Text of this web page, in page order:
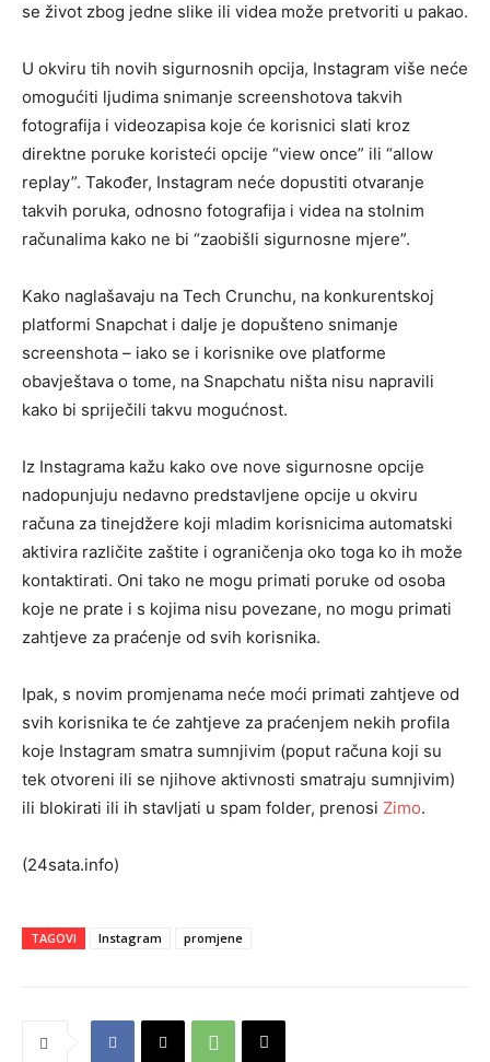
se život zbog jedne slike ili videa može pretvoriti u pakao.
U okviru tih novih sigurnosnih opcija, Instagram više neće
omogućiti ljudima snimanje screenshotova takvih
fotografija i videozapisa koje će korisnici slati kroz
direktne poruke koristeći opcije “view once” ili “allow
replay”. Također, Instagram neće dopustiti otvaranje
takvih poruka, odnosno fotografija i videa na stolnim
računalima kako ne bi “zaobišli sigurnosne mjere”.
Kako naglašavaju na Tech Crunchu, na konkurentskoj
platformi Snapchat i dalje je dopušteno snimanje
screenshota – iako se i korisnike ove platforme
obavještava o tome, na Snapchatu ništa nisu napravili
kako bi spriječili takvu mogućnost.
Iz Instagrama kažu kako ove nove sigurnosne opcije
nadopunjuju nedavno predstavljene opcije u okviru
računa za tinejdžere koji mladim korisnicima automatski
aktivira različite zaštite i ograničenja oko toga ko ih može
kontaktirati. Oni tako ne mogu primati poruke od osoba
koje ne prate i s kojima nisu povezane, no mogu primati
zahtjeve za praćenje od svih korisnika.
Ipak, s novim promjenama neće moći primati zahtjeve od
svih korisnika te će zahtjeve za praćenjem nekih profila
koje Instagram smatra sumnjivim (poput računa koji su
tek otvoreni ili se njihove aktivnosti smatraju sumnjivim)
ili blokirati ili ih stavljati u spam folder, prenosi Zimo.
(24sata.info)
TAGOVI Instagram promjene